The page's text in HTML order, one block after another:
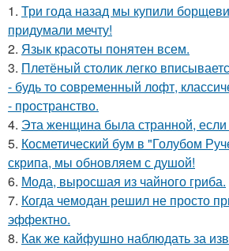
1. Три года назад мы купили
придумали мечту!
2. Язык красоты понятен всем.
3. Плетёный столик легко
- будь то современный лофт,
- пространство.
4. Эта женщина была странной, если
5. Косметический бум в "Голубом
скрипа, мы обновляем с душой!
6. Мода, выросшая из чайного гриба.
7. Когда чемодан решил не просто
эффектно.
8. Как же кайфушно наблюдать за